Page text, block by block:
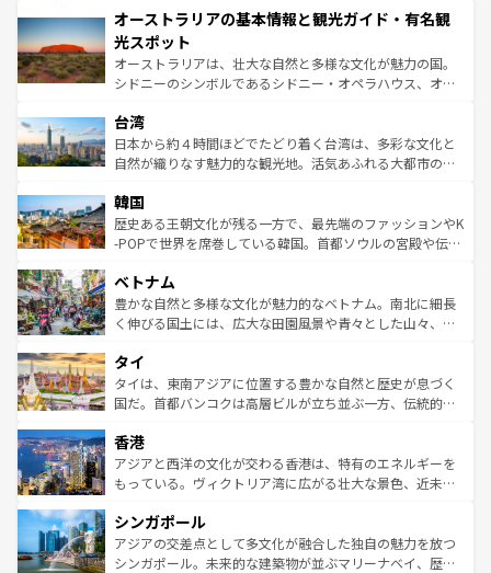
部のニューオーリンズでは、音楽と美食が融合した独特の
文化が魅力。旅行者はアメリカの各地域で異なる魅力を楽
しみながら、その多様性と豊かな歴史を感じることができ
るだろう。車でのロードトリップや列車の旅も、アメリカ
情報は
ワイ島は見逃せない。また、定番の観光地といえばオアフ
島だが、静かな自然を求めるならマウイ島やカウアイ島が
おすすめ。エメラルドグリーンに輝く海をはじめ、豊かな
文化や歴史が息づいている。「アロハスピリット」と呼ば
人々、おいしいローカルフードやハワイアンミュージッ
ク、伝統的なフラダンスなど、すべてがハワイの魅力を彩
っている。訪れるたびに新しい発見と感動が待っているハ
はコンテンツ一覧
オーストラリアの基本情報と観光ガイド・有名観
光スポット
オーストラリアは、壮大な自然と多様な文化が魅力の国。
シドニーのシンボルであるシドニー・オペラハウス、オー
リアリーフや大陸中央部にそびえるウルル（エアーズロッ
ク）、タスマニアの美しい原生林やケアンズの熱帯雨林な
ど、見どころがたくさん。また、カフェやワイン、オージ
いる。アクティビティも充実しており、サーフィンやダイ
ビング、ハイキングなど、アウトドア好きにはたまらな
い。オーストラリアの多彩な魅力を存分に味わいつくそ
参照してほしい。
台湾
日本から約４時間ほどでたどり着く台湾は、多彩な文化と
自然が織りなす魅力的な観光地。活気あふれる大都市の台
ン）、静ひつな山岳地帯である台湾東部など、都市の喧騒
と山間の静けさが共存しており、訪れる人に新しい発見と
驚きをもたらしてくれる。また、奥深い台湾の食文化も魅
容にもいいと評判のスイーツなど、バラエティ豊かな料理
が味わえる。 なお、新着の台湾情報は コンテンツ一覧を参
照してほしい。
韓国
歴史ある王朝文化が残る一方で、最先端のファッションやK
-POPで世界を席巻している韓国。首都ソウルの宮殿や伝統
き、地方に足を延ばせば四季折々の自然美を楽しむことが
できる。そして、キムチや焼肉、絶品のストリートフード
まで、さまざまな韓国料理が待っている。夜には、韓国な
リティに包まれながら、韓国の多彩な魅力を心ゆくまで味
わってみてほしい。 なお、新着の韓国情報はコンテンツ一
覧を参照してほしい。
ベトナム
豊かな自然と多様な文化が魅力的なベトナム。南北に細長
く伸びる国土には、広大な田園風景や青々とした山々、世
急速な発展と共に伝統が息づく。ハノイの古い町並みやホ
ーチミン市のフランス統治時代の建物も、独特の雰囲気を
醸し出している。また、バラエティの豊かさとおいしさで
とつ。フォーやバインミー、ベトナムコーヒーなどは、ぜ
ひ現地で味わいたい。どの地域を訪れてもあたたかい人々
が旅行者を迎えてくれるので、きっと忘れられない旅にな
参照してほしい。
タイ
タイは、東南アジアに位置する豊かな自然と歴史が息づく
国だ。首都バンコクは高層ビルが立ち並ぶ一方、伝統的な
の活気が交差している。北部ではチェンマイなどの山岳地
帯で自然と触れ合い、南部ではプーケットやクラビの美し
いビーチでリゾート気分を楽しむことができる。タイ料理
激する。気候は一年中温暖で、どの季節にも異なる楽しみ
が待っている。親しみやすいタイの人々、仏教を中心とし
た文化、そして多様な観光資源が、訪れる旅人を魅了し続
香港
アジアと西洋の文化が交わる香港は、特有のエネルギーを
もっている。ヴィクトリア湾に広がる壮大な景色、近未来
み、どこを訪れても感動するはず。観光スポットが密集し
ており、効率よく見どころを回れるのも魅力。息をのむよ
うな絶景から文化的な体験まで、香港を存分に楽しみ尽く
シンガポール
アジアの交差点として多文化が融合した独自の魅力を放つ
シンガポール。未来的な建築物が並ぶマリーナベイ、歴史